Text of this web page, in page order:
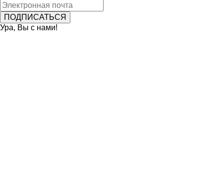
Ура, Вы с нами!